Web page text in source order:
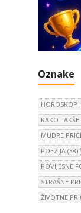
Oznake
HOROSKOP
KAKO
MUDRE
POEZIJA (38)
POVIJESNE
STRAŠNE
ŽIVOTNE